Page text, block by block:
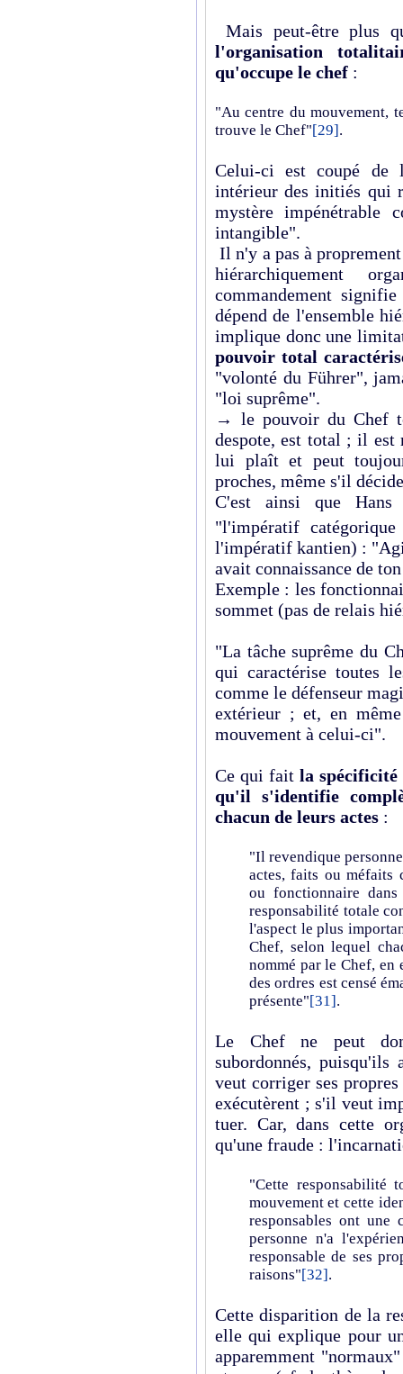
Mais peut-être plus
l'organisation
qu'occupe le chef :
"Au centre du mouvement,
trouve le Chef"[29].
Celui-ci est coupé de
intérieur des initiés qui
mystère impénétrable
intangible".
Il n'y a pas à
hiérarchiquement
commandement
dépend de l'ensemble
implique donc une
pouvoir total
"volonté du Führer",
"loi suprême".
→ le pouvoir du Chef
despote, est total ; il
lui plaît et peut
proches, même s'il
C'est ainsi que
"l'impératif
l'impératif kantien) :
avait connaissance de
Exemple : les
sommet (pas de relais
"La tâche suprême du
qui caractérise toutes
comme le défenseur
extérieur ; et, en
mouvement à celui-ci".
Ce qui faitla
qu'il s'identifie
chacun de leurs actes :
"Il revendique
actes, faits ou méfaits
ou fonctionnaire
responsabilité totale
l'aspect le plus
Chef, selon lequel
nommé par le Chef,
des ordres est censé
présente"[31].
Le Chef ne peut
subordonnés,
veut corriger ses
exécutèrent ; s'il veut
tuer. Car, dans cette
qu'une fraude :
"Cette responsabilité
mouvement et cette
responsables ont une
personne n'a
responsable de ses
raisons"[32].
Cette disparition de la
elle qui explique pour
apparemment